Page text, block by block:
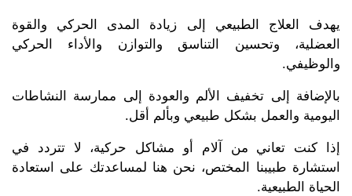
يهدف العلاج الطبيعي إلى زيادة المدى الحركي والقوة
العضلية، وتحسين التناسق والتوازن والأداء الحركي
والوظيفي.
بالإضافة إلى تخفيف الألم والعودة إلى ممارسة النشاطات
اليومية والعمل بشكل طبيعي وبألم أقل.
إذا كنت تعاني من آلام أو مشاكل حركية، لا تتردد في
استشارة طبيبنا المختص، نحن هنا لمساعدتك على استعادة
الحياة الطبيعية.